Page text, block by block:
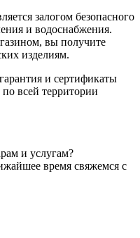
залогом безопасного
и водоснабжения.
вы получите
изделиям.
и сертификаты
по всей территории
и услугам?
время свяжемся с